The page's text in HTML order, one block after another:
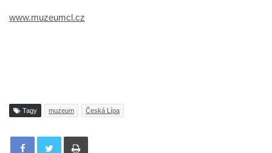
www.muzeumcl.cz
Tagy muzeum Česká Lípa
Tisknout